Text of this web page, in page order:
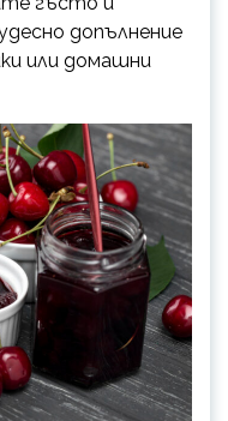
допълнение
или домашни